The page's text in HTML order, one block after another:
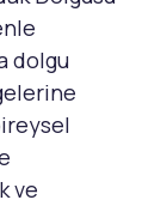
dolgu
ve